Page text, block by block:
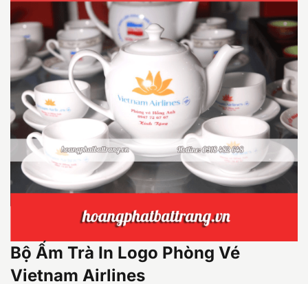
Bộ Ấm Trà In Logo Phòng Vé
Vietnam Airlines